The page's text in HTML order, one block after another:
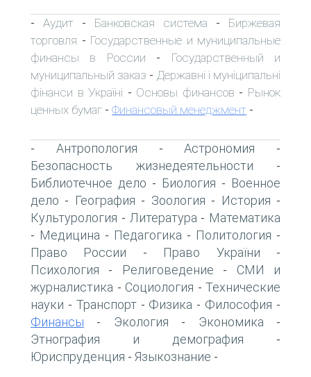
- Аудит - Банковская система - Биржевая
торговля - Государственные и муниципальные
финансы в России - Государственный и
муниципальный заказ - Державні і муніципальні
фінанси в Україні - Основы финансов - Рынок
ценных бумаг - Финансовый менеджмент -
- Антропология -Астрономия -
Безопасность жизнедеятельности -
Библиотечное дело - Биология - Военное
дело - География - Зоология - История -
Культурология - Литература - Математика
- Медицина - Педагогика - Политология -
Право России - Право України -
Психология - Религоведение - СМИ и
журналистика - Социология - Технические
науки - Транспорт- Физика - Философия -
Финансы - Экология - Экономика -
Этнография и демография -
Юриспруденция - Языкознание -